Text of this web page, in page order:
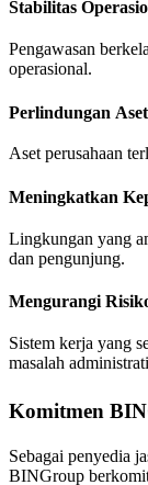
Stabilitas
Pengawasan
operasional.
Perlindungan Aset
Aset perusahaan
Meningkatkan
Lingkungan yang
dan pengunjung.
Mengurangi
Sistem kerja yang
masalah
Komitmen
Sebagai penyedia
BINGroup